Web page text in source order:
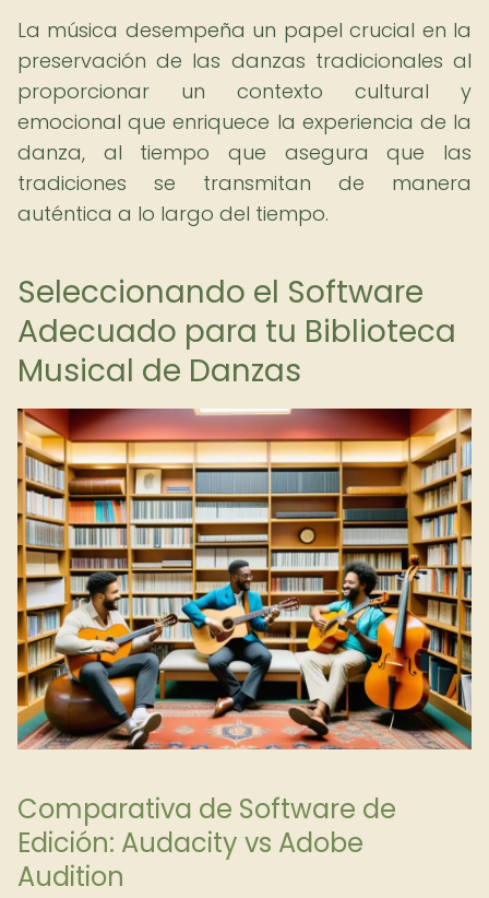
La música desempeña un papel crucial en la
preservación de las danzas tradicionales al
proporcionar un contexto cultural y
emocional que enriquece la experiencia de la
danza, al tiempo que asegura que las
tradiciones se transmitan de manera
auténtica a lo largo del tiempo.
Seleccionando el Software
Adecuado para tu Biblioteca
Musical de Danzas
Comparativa de Software de
Edición: Audacity vs Adobe
Audition